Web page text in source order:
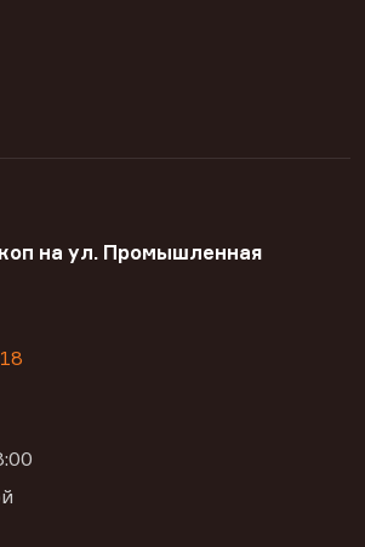
на ул. Промышленная